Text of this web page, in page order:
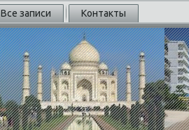
Все записи Контакты